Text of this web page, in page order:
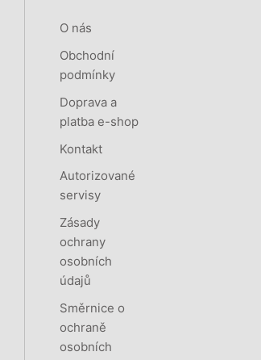
O nás
Obchodní
podmínky
Doprava a
platba e-shop
Kontakt
Autorizované
servisy
Zásady
ochrany
osobních
údajů
Směrnice o
ochraně
osobních